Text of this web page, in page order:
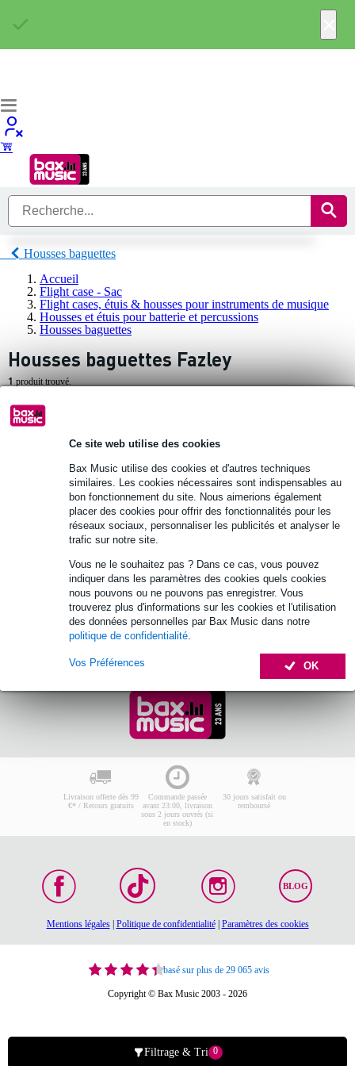
Ce site web utilise des cookies
Bax Music utilise des cookies et d'autres techniques
similaires. Les cookies nécessaires sont indispensables au
bon fonctionnement du site. Nous aimerions également
placer des cookies pour offrir des fonctionnalités pour les
réseaux sociaux, personnaliser les publicités et analyser le
trafic sur notre site.
Vous ne le souhaitez pas ? Dans ce cas, vous pouvez
indiquer dans les paramètres des cookies quels cookies
nous pouvons ou ne pouvons pas enregistrer. Vous
trouverez plus d'informations sur les cookies et l'utilisation
des données personnelles par Bax Music dans notre
politique de confidentialité
OK
Vos Préférences
Housses baguettes
Accueil
Flight case - Sac
Flight cases, étuis & housses pour instruments de musique
Housses et étuis pour batterie et percussions
Housses baguettes
Housses baguettes Fazley
1produit trouvé.
Top 10
CODE EXTRA10
11 avis
Fazley DSB-45 housse pour baguettes
Prix public 17,50 €
En stock
Ajouter au panier
Filtrage & Tri 0
Livraison offerte dès 99
€* / Retours gratuits
Commande passée
avant 23:00, livraison
sous 2 jours ouvrés (si
en stock)
30 jours satisfait ou
remboursé
BLOG
Mentions légales| Politique de confidentialité| Paramètres des cookies
basé sur plus de 29 065 avis
Copyright © Bax Music 2003 - 2026